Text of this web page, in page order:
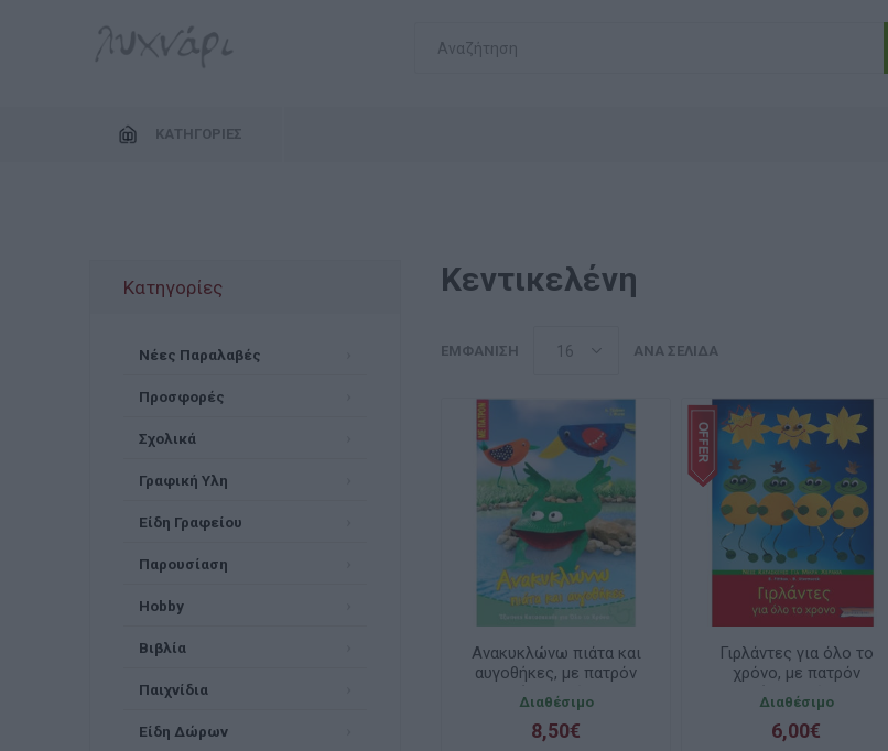
ΚΑΤΗΓΟΡΊΕΣ
Κεντικελένη
ΕΜΦΆΝΙΣΗ ΑΝΆ ΣΕΛΊΔΑ
Ανακυκλώνω πιάτα και
αυγοθήκες, με πατρόν
(ελαφρώς
ταλαιπωρημένο)
Διαθέσιμο
8,50€
Γιρλάντες για όλο το
χρόνο, με πατρόν
(ελαφρώς
ταλαιπωρημένο)
Διαθέσιμο
6,00€
Κατηγορίες
Νέες Παραλαβές
Προσφορές
Σχολικά
Γραφική Υλη
Είδη Γραφείου
Παρουσίαση
Hobby
Βιβλία
Παιχνίδια
Είδη Δώρων